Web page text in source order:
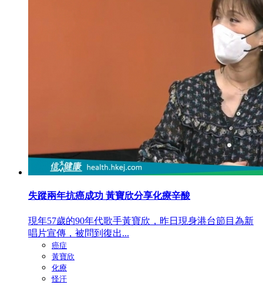
失蹤兩年抗癌成功 黃寶欣分享化療辛酸
現年57歲的90年代歌手黃寶欣，昨日現身港台節目為新
唱片宣傳，被問到復出...
癌症
黃寶欣
化療
怪汗